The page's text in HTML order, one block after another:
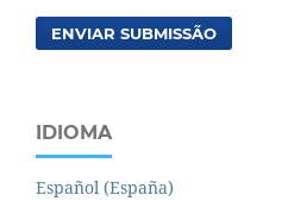
ENVIAR SUBMISSÃO
IDIOMA
Español (España)